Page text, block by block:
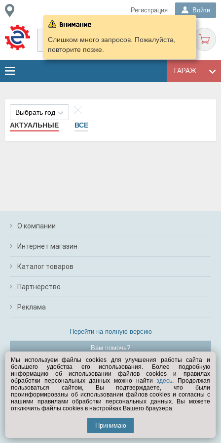
Регистрация Войти
ГАРАЖ
Слишком много запросов. Пожалуйста,
повторите позже.
Выбрать год
АКТУАЛЬНЫЕ
ВСЕ
О компании
Интернет магазин
Каталог товаров
Партнерство
Реклама
Перейти на полную версию
Вам помочь?
© Exist.ru 1998—2026
Мы используем файлы cookies для улучшения работы сайта и
большего удобства его использования. Более подробную
информацию об использовании файлов cookies и правилах
обработки персональных данных можно найтиздесь. Продолжая
пользоваться сайтом, Вы подтверждаете, что были
проинформированы об использовании файлов cookies и согласны с
нашими правилами обработки персональных данных. Вы можете
отключить файлы cookies в настройках Вашего браузера.
Принимаю